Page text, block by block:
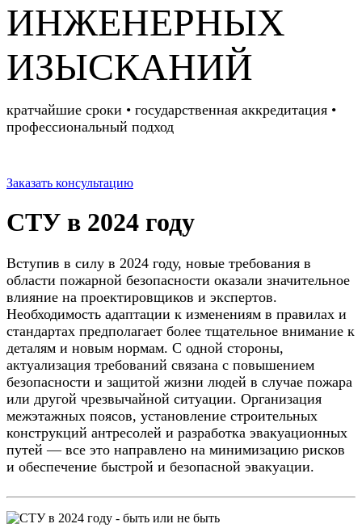
ИНЖЕНЕРНЫХ
ИЗЫСКАНИЙ
кратчайшие сроки • государственная аккредитация •
профессиональный подход
Заказать консультацию
СТУ в 2024 году
Вступив в силу в 2024 году, новые требования в
области пожарной безопасности оказали значительное
влияние на проектировщиков и экспертов.
Необходимость адаптации к изменениям в правилах и
стандартах предполагает более тщательное внимание к
деталям и новым нормам. С одной стороны,
актуализация требований связана с повышением
безопасности и защитой жизни людей в случае пожара
или другой чрезвычайной ситуации. Организация
межэтажных поясов, установление строительных
конструкций антресолей и разработка эвакуационных
путей — все это направлено на минимизацию рисков
и обеспечение быстрой и безопасной эвакуации.